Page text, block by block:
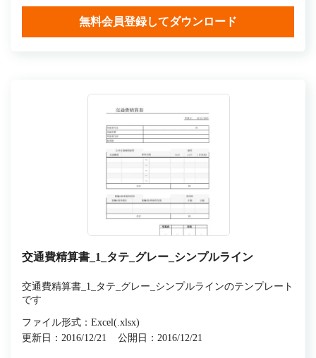
無料会員登録してダウンロード
交通費精算書_1_タテ_グレー_シンプルライン
交通費精算書_1_タテ_グレー_シンプルラインのテンプレート
です
ファイル形式：Excel(.xlsx)
更新日：2016/12/21
公開日：2016/12/21